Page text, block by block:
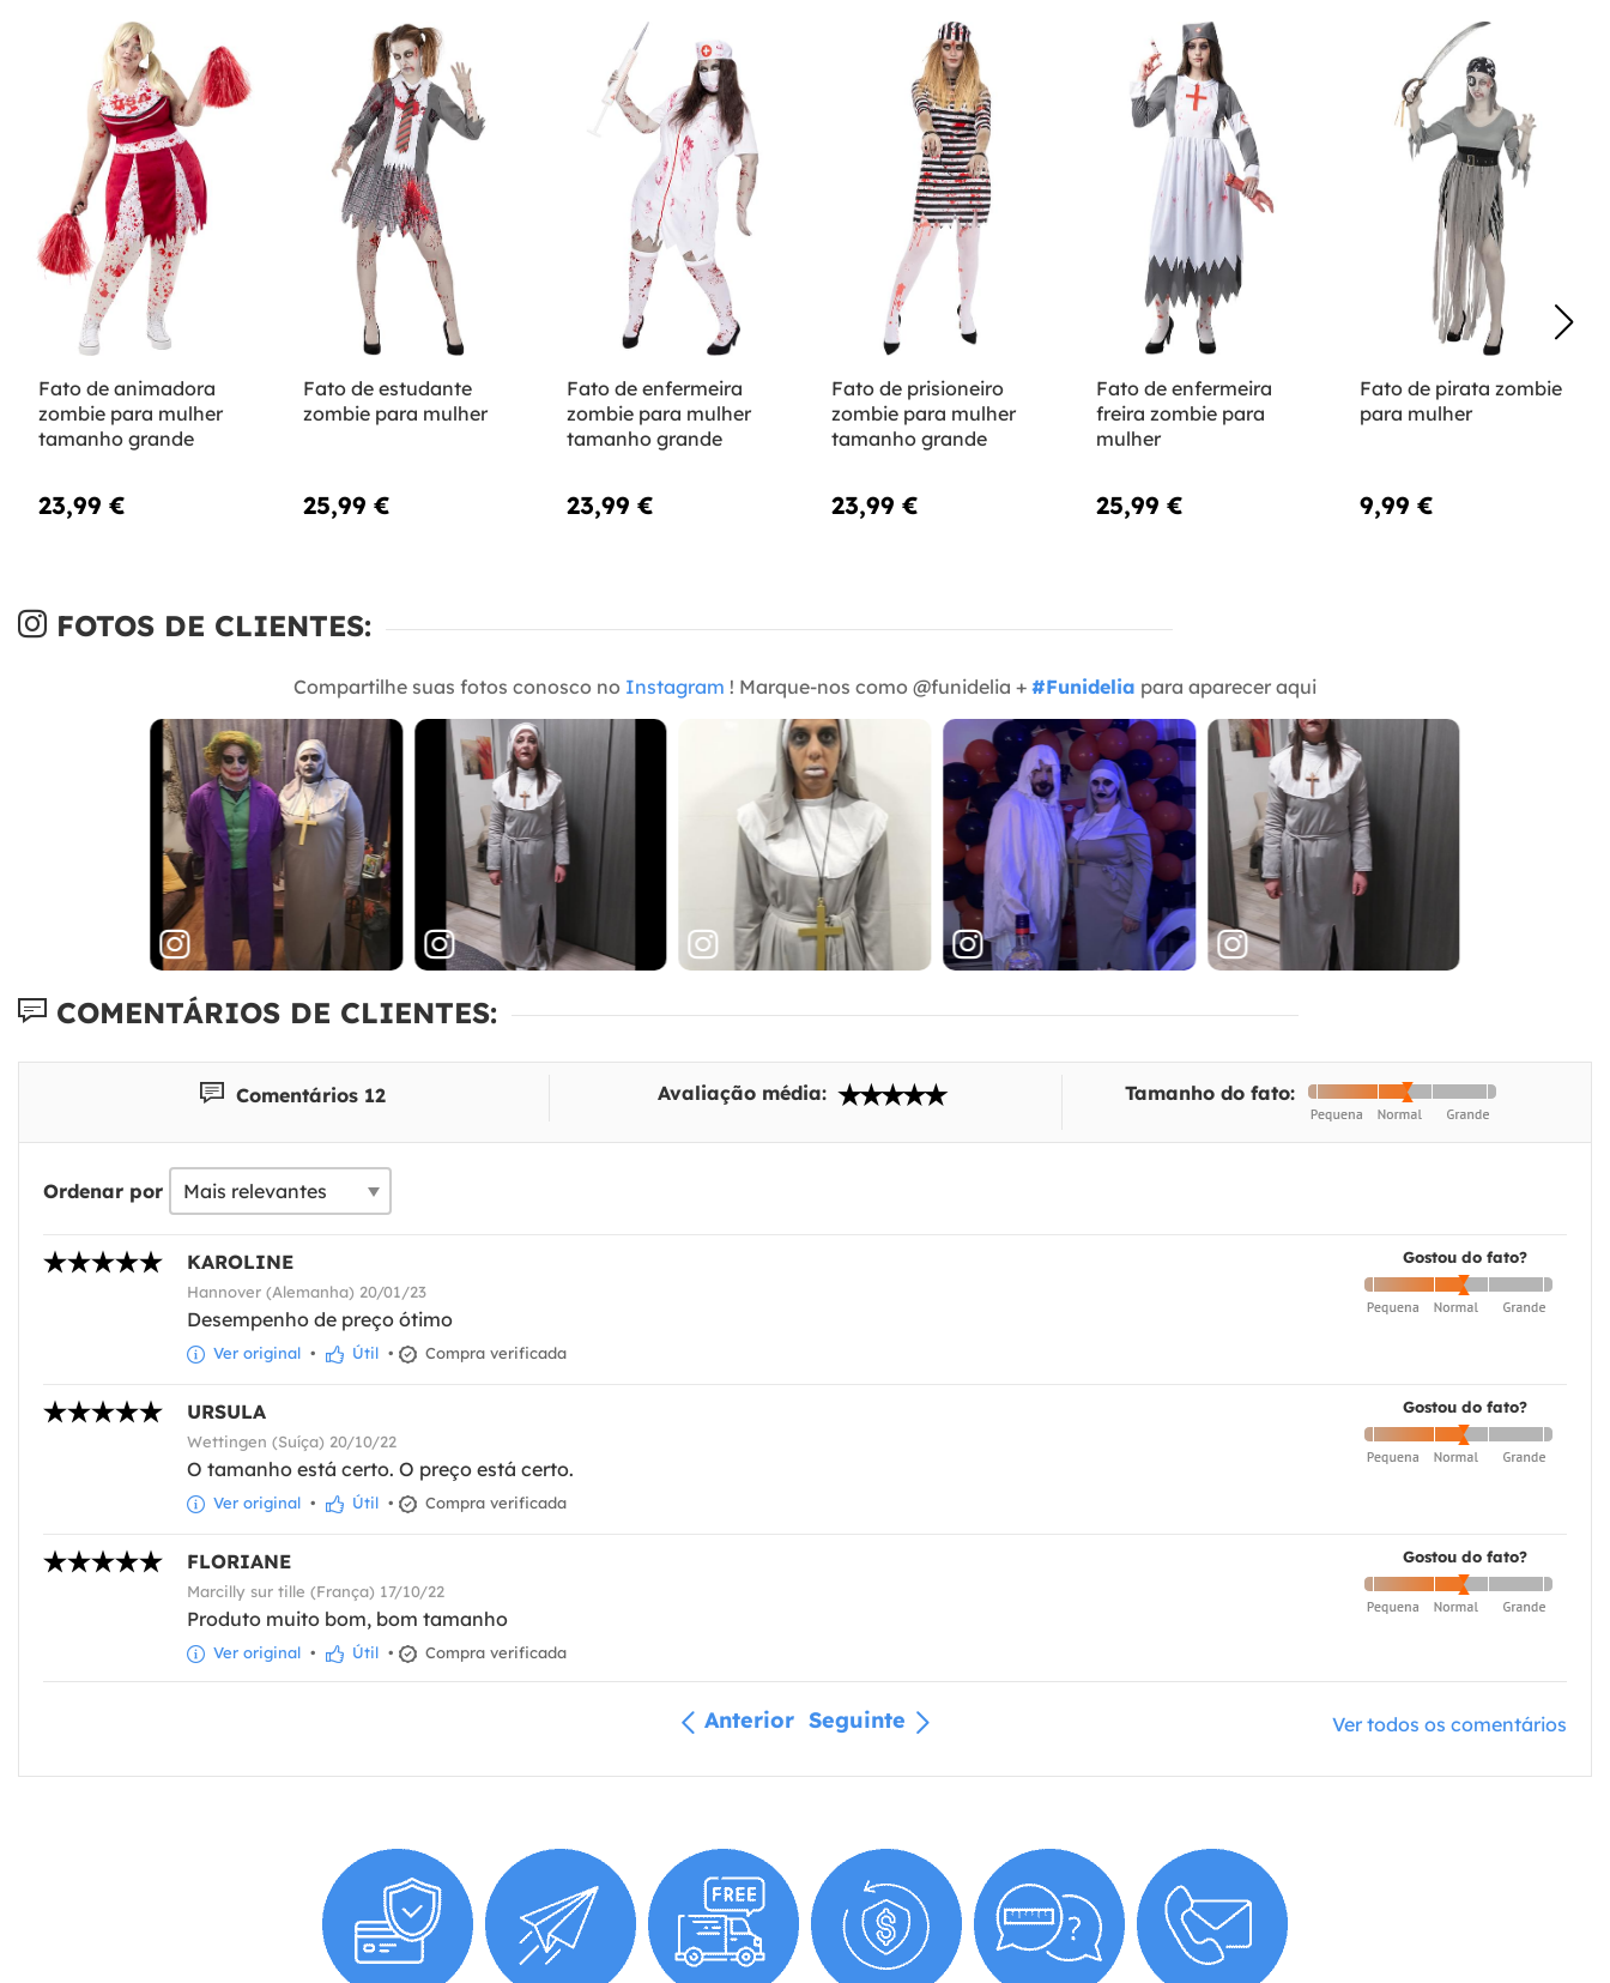
Fato de animadora
zombie para mulher
tamanho grande
23,99 €
Fato de estudante
zombie para mulher
25,99 €
Fato de enfermeira
zombie para mulher
tamanho grande
23,99 €
Fato de prisioneiro
zombie para mulher
tamanho grande
23,99 €
Fato de enfermeira
freira zombie para
mulher
25,99 €
Fato de pirata zombie
para mulher
9,99 €
FOTOS DE CLIENTES:
Compartilhe suas fotos conosco no Instagram ! Marque-nos como @funidelia + #Funidelia para aparecer aqui
COMENTÁRIOS DE CLIENTES:
Comentários 12 Avaliação média: Tamanho do fato:
Ordenar por
Gostou do fato?
KAROLINE
Hannover (Alemanha) 20/01/23
Desempenho de preço ótimo
Ver original • Útil • Compra verificada
Gostou do fato?
URSULA
Wettingen (Suíça) 20/10/22
O tamanho está certo. O preço está certo.
Ver original • Útil • Compra verificada
Gostou do fato?
FLORIANE
Marcilly sur tille (França) 17/10/22
Produto muito bom, bom tamanho
Ver original • Útil • Compra verificada
Anterior Seguinte Ver todos os comentários